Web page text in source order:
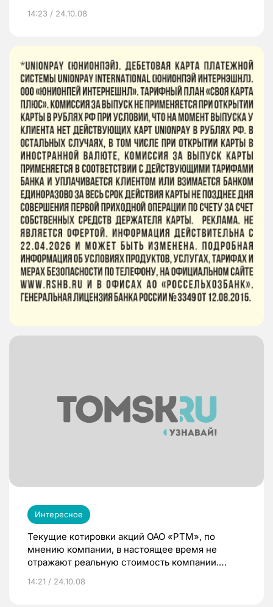
пришлось сократить штат, третьи отказались от
14:23 / 24.10.08
Интересное
Текущие котировки акций ОАО «РТМ», по
мнению компании, в настоящее время не
отражают реальную стоимость компании.
активов (NAV) «РТМ» по состоянию на 30 июня
14:21 / 24.10.08